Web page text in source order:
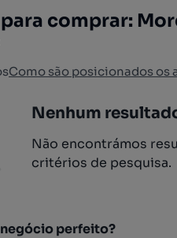
comprar:
Como são posicionados os
Nenhum
Não encontrámos
critérios de pesquisa.
perfeito?